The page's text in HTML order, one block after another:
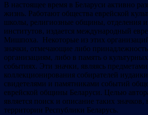
В настоящее время в Беларуси активно
жизнь. Работают общества еврейской
школы, религиозные общины, отделения
институтов, издается международный
Мишпоха. Некоторые из этих
значки, отмечающие либо
организациям, либо в память о
событиях. Эти значки, являясь предметами
коллекционирования собирателей
свидетелями и памятниками событий
еврейской общины Беларуси. Целью
является поиск и описание таких
территории Республики Беларусь.